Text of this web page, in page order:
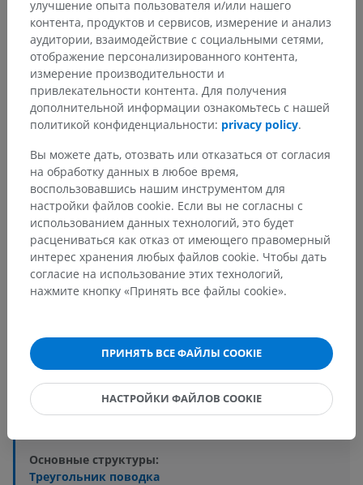
Анатомическая иерархия
Анатомия человека 2
Человеческое тело> Systemata integrantia>
Нервная система
Центральная нервная система> Головной мозг
>
Основные структуры:
Треугольник поводка
улучшение опыта пользователя и/или нашего
контента, продуктов и сервисов, измерение и анализ
аудитории, взаимодействие с социальными сетями,
отображение персонализированного контента,
измерение производительности и
привлекательности контента. Для получения
дополнительной информации ознакомьтесь с нашей
политикой конфиденциальности: privacy policy.
Вы можете дать, отозвать или отказаться от согласия
на обработку данных в любое время,
воспользовавшись нашим инструментом для
настройки файлов cookie. Если вы не согласны с
использованием данных технологий, это будет
расцениваться как отказ от имеющего правомерный
интерес хранения любых файлов cookie. Чтобы дать
согласие на использование этих технологий,
нажмите кнопку «Принять все файлы cookie».
ПРИНЯТЬ ВСЕ ФАЙЛЫ COOKIE
НАСТРОЙКИ ФАЙЛОВ COOKIE